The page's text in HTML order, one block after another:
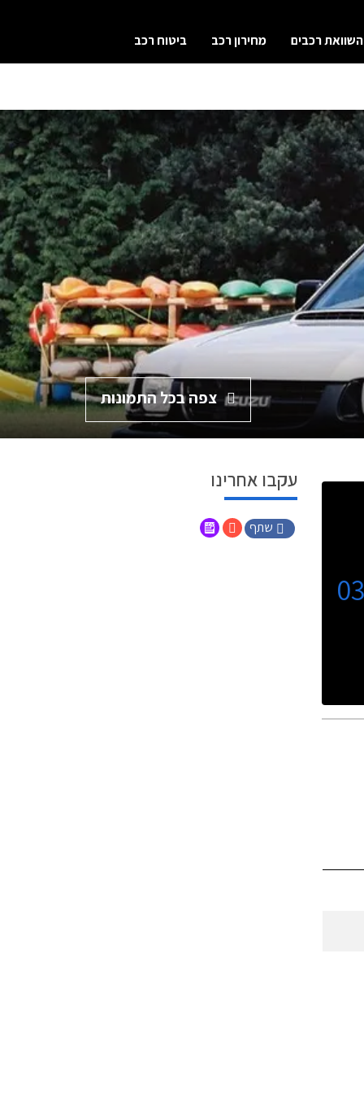
השוואת רכבים מחירון רכב ביטוח רכב
צפה בכל התמונות
עקבו אחרינו
שתף